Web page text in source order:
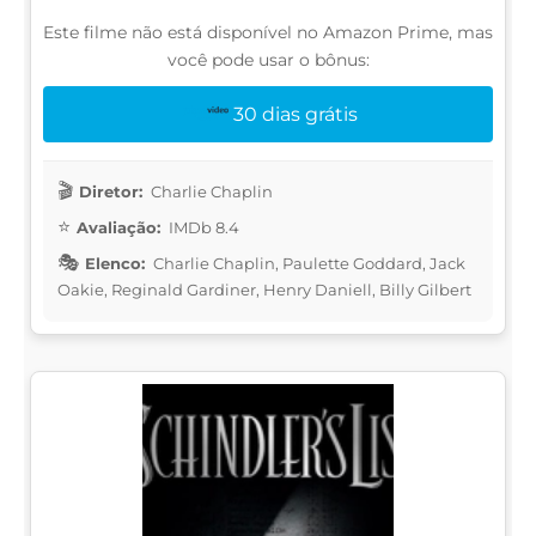
Este filme não está disponível no Amazon Prime, mas
você pode usar o bônus:
30 dias grátis
Diretor: Charlie Chaplin
Avaliação: IMDb 8.4
Elenco: Charlie Chaplin, Paulette Goddard, Jack
Oakie, Reginald Gardiner, Henry Daniell, Billy Gilbert